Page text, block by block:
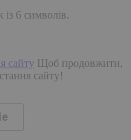
6 символів.
сайту Щоб продовжити,
сайту!